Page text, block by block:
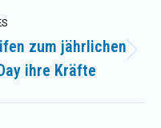
zum jährlichen
ihre Kräfte